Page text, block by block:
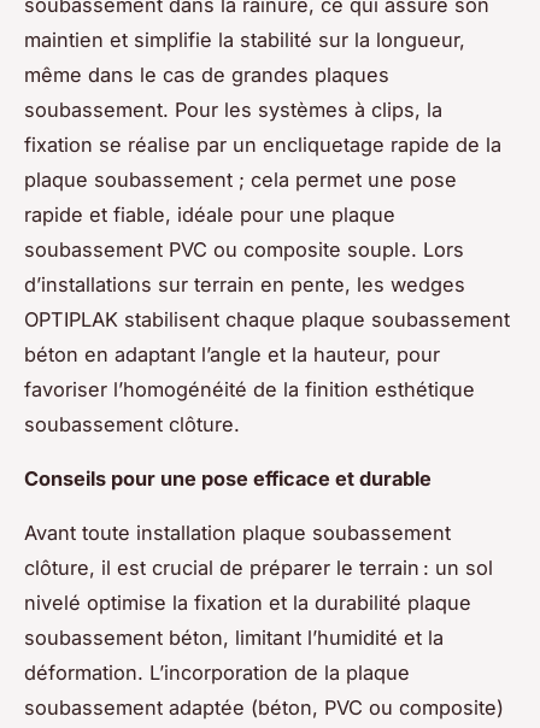
soubassement dans la rainure, ce qui assure son
maintien et simplifie la stabilité sur la longueur,
même dans le cas de grandes plaques
soubassement. Pour les systèmes à clips, la
fixation se réalise par un encliquetage rapide de la
plaque soubassement ; cela permet une pose
rapide et fiable, idéale pour une plaque
soubassement PVC ou composite souple. Lors
d’installations sur terrain en pente, les wedges
OPTIPLAK stabilisent chaque plaque soubassement
béton en adaptant l’angle et la hauteur, pour
favoriser l’homogénéité de la finition esthétique
soubassement clôture.
Conseils pour une pose efficace et durable
Avant toute installation plaque soubassement
clôture, il est crucial de préparer le terrain : un sol
nivelé optimise la fixation et la durabilité plaque
soubassement béton, limitant l’humidité et la
déformation. L’incorporation de la plaque
soubassement adaptée (béton, PVC ou composite)